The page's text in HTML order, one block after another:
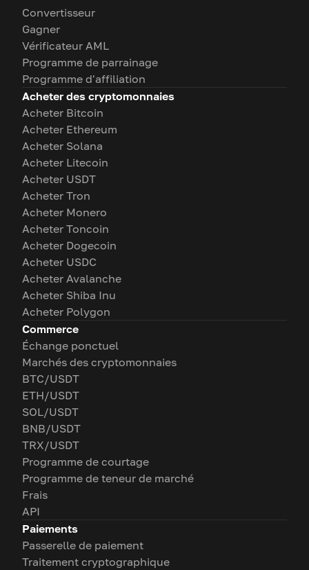
Convertisseur
Gagner
Vérificateur AML
Programme de parrainage
Programme d'affiliation
Acheter des cryptomonnaies
Acheter Bitcoin
Acheter Ethereum
Acheter Solana
Acheter Litecoin
Acheter USDT
Acheter Tron
Acheter Monero
Acheter Toncoin
Acheter Dogecoin
Acheter USDC
Acheter Avalanche
Acheter Shiba Inu
Acheter Polygon
Commerce
Échange ponctuel
Marchés des cryptomonnaies
BTC/USDT
ETH/USDT
SOL/USDT
BNB/USDT
TRX/USDT
Programme de courtage
Programme de teneur de marché
Frais
API
Paiements
Passerelle de paiement
Traitement cryptographique